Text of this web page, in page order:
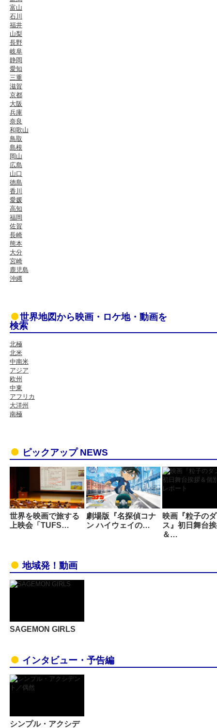
富山
石川
福井
山梨
長野
岐阜
静岡
愛知
三重
滋賀
京都
大阪
兵庫
奈良
和歌山
鳥取
島根
岡山
広島
山口
徳島
香川
愛媛
高知
福岡
佐賀
長崎
熊本
大分
宮崎
鹿児島
沖縄
世界地図から映画・ロケ地・動画を
検索
北極
北米
中南米
アジア
欧州
中東
アフリカ
大洋州
南極
ピックアップ NEWS
世界を映画で旅する
上映会「TUFS…
劇場版『名探偵コナ
ン ハイウェイの…
映画『粒子の
ス』初日舞台
＆…
地域発！動画
SAGEMON GIRLS
インタビュー・予告編
シンプル・アクシデ